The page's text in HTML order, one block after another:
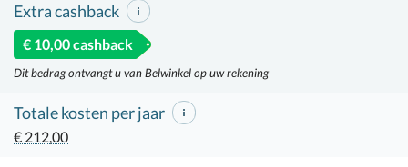
Extra cashback
€ 10,00 cashback
Dit bedrag ontvangt u van Belwinkel op uw rekening
Totale kosten per jaar
€ 212,00